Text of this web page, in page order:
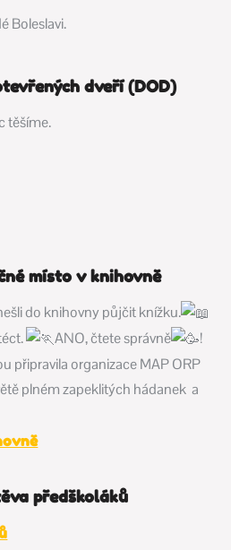
Boleslavi.
dveří (DOD)
těšíme.
místo v knihovně
do knihovny půjčit knížku.
ANO, čtete správně
!
připravila organizaceMAP ORP
plném zapeklitých hádanek a
předškoláků